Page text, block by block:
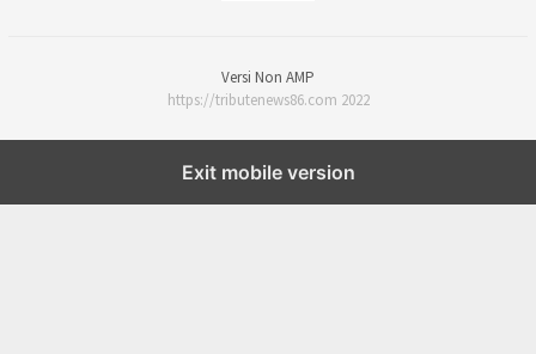
Versi Non AMP
https://tributenews86.com 2022
Exit mobile version